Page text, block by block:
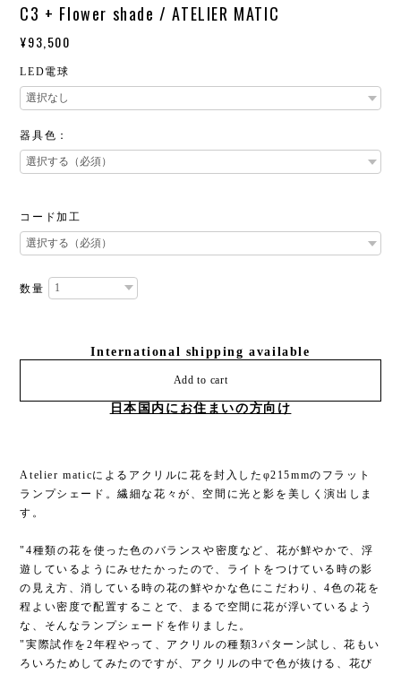
C3 + Flower shade / ATELIER MATIC
¥93,500
LED電球
器具色：
コード加工
数量
International shipping available
Add to cart
日本国内にお住まいの方向け
Atelier maticによるアクリルに花を封入したφ215mmのフラット
ランプシェード。繊細な花々が、空間に光と影を美しく演出しま
す。
"4種類の花を使った色のバランスや密度など、花が鮮やかで、浮
遊しているようにみせたかったので、ライトをつけている時の影
の見え方、消している時の花の鮮やかな色にこだわり、4色の花を
程よい密度で配置することで、まるで空間に花が浮いているよう
な、そんなランプシェードを作りました。
"実際試作を2年程やって、アクリルの種類3パターン試し、花もい
ろいろためしてみたのですが、アクリルの中で色が抜ける、花び